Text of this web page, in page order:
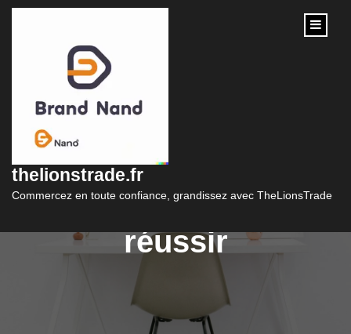
content
thelionstrade.fr
Commercez en toute confiance, grandissez avec TheLionsTrade
boutique en ligne : les
étapes à suivre pour
réussir